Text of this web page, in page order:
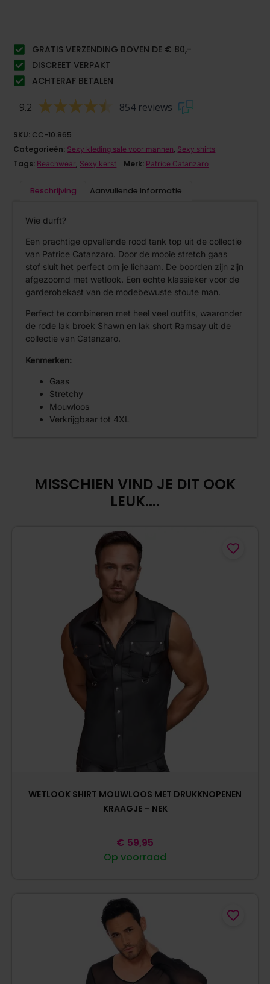
GRATIS VERZENDING BOVEN DE € 80,-
DISCREET VERPAKT
ACHTERAF BETALEN
9.2 854 reviews
SKU: CC-10.865
Categorieën: Sexy kleding sale voor mannen, Sexy shirts
Tags: Beachwear, Sexy kerst Merk: Patrice Catanzaro
Beschrijving Aanvullende informatie
Wie durft?
Een prachtige opvallende rood tank top uit de collectie
van Patrice Catanzaro. Door de mooie stretch gaas
stof sluit het perfect om je lichaam. De boorden zijn zijn
afgezoomd met wetlook. Een echte klassieker voor de
garderobekast van de modebewuste stoute man.
Perfect te combineren met heel veel outfits, waaronder
de rode lak broek Shawn en lak short Ramsay uit de
collectie van Catanzaro.
Kenmerken:
Gaas
Stretchy
Mouwloos
Verkrijgbaar tot 4XL
MISSCHIEN VIND JE DIT OOK
LEUK....
WETLOOK SHIRT MOUWLOOS MET DRUKKNOPENEN
KRAAGJE – NEK
Op voorraad
€ 59,95